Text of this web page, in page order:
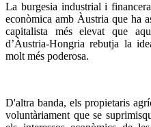
La burgesia industrial i
econòmica amb Àustria que ha
capitalista més elevat que
d’Àustria-Hongria rebutja la
molt més poderosa.
D'altra banda, els propietaris
voluntàriament que se